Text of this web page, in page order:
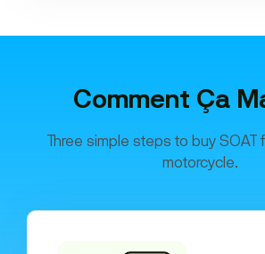
Comment Ça
Three simple steps to buy SOAT
motorcycle.